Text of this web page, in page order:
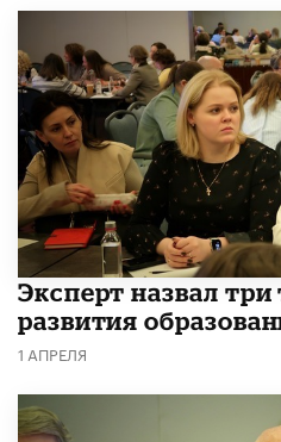
Эксперт назвал
развития
1 АПРЕЛЯ